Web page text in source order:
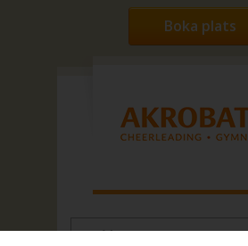
Boka plats